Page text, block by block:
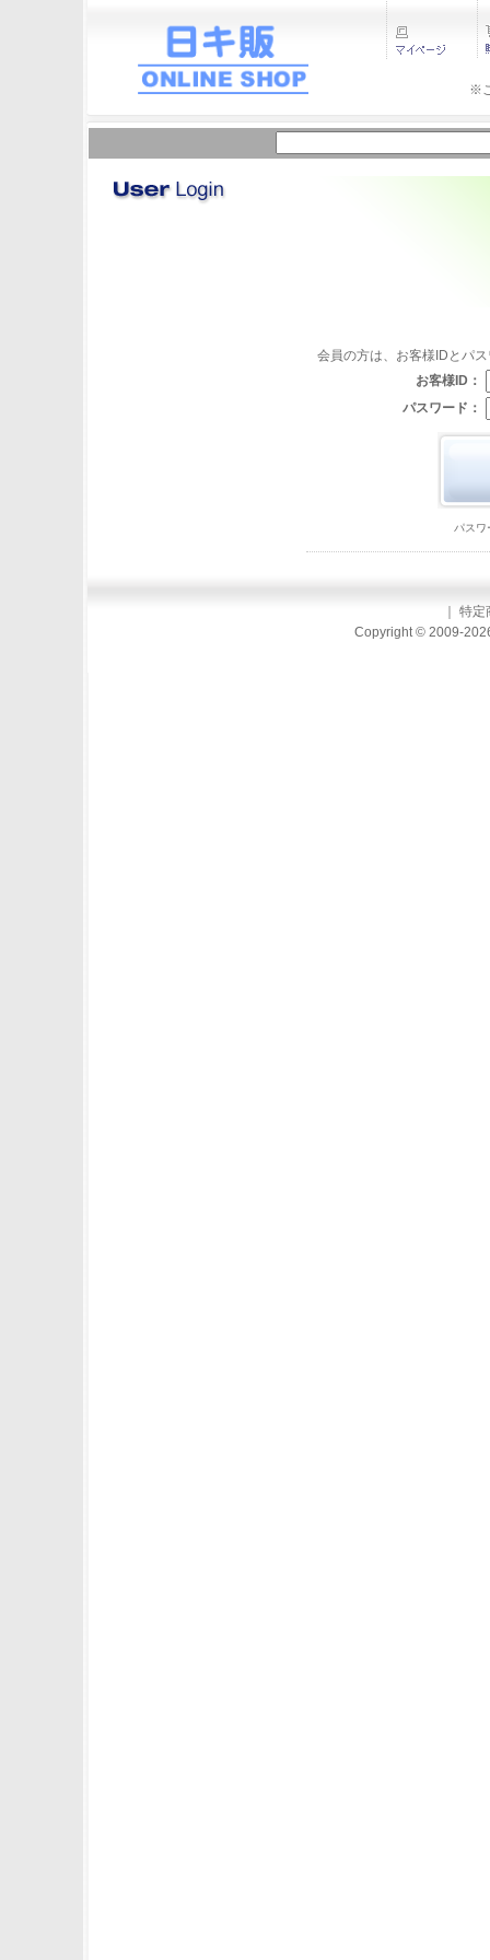
※
会員の方は、お客様IDとパ
お客様ID：
パスワード：
パスワ
特定
Copyright © 2009-